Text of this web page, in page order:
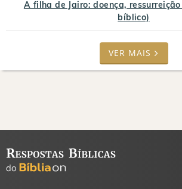
A filha de Jairo: doença,
bíblico)
VER MAIS